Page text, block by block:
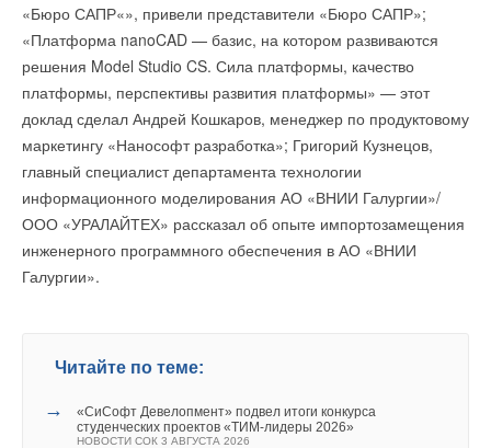
«Бюро САПР«», привели представители «Бюро САПР»;
«Платформа nanoCAD — базис, на котором развиваются
решения Model Studio CS. Сила платформы, качество
платформы, перспективы развития платформы» — этот
доклад сделал Андрей Кошкаров, менеджер по продуктовому
маркетингу «Нанософт разработка»; Григорий Кузнецов,
главный специалист департамента технологии
информационного моделирования АО «ВНИИ Галургии»/
ООО «УРАЛАЙТЕХ» рассказал об опыте импортозамещения
инженерного программного обеспечения в АО «ВНИИ
Галургии».
Читайте по теме:
→
«СиСофт Девелопмент» подвел итоги конкурса
студенческих проектов «ТИМ-лидеры 2026»
НОВОСТИ СОК 3 АВГУСТА 2026